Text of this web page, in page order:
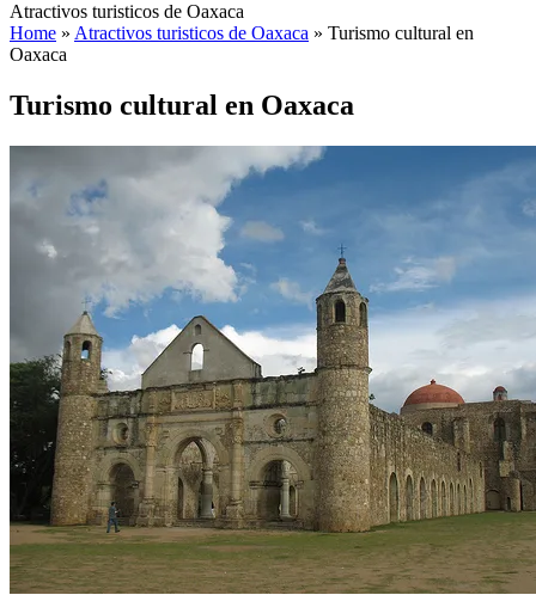
Atractivos turisticos de Oaxaca
Home » Atractivos turisticos de Oaxaca » Turismo cultural en
Oaxaca
Turismo cultural en Oaxaca